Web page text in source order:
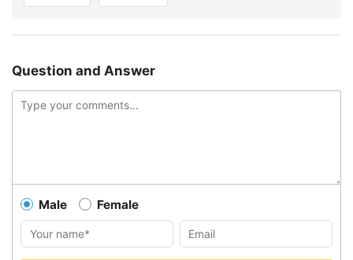
Question and Answer
Male Female